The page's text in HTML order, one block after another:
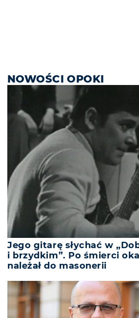
NOWOŚCI OPOKI
Jego gitarę słychać w
i brzydkim”. Po śmierci
należał do masonerii